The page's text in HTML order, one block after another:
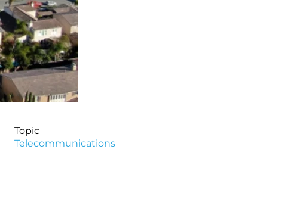
Topic
Telecommunications